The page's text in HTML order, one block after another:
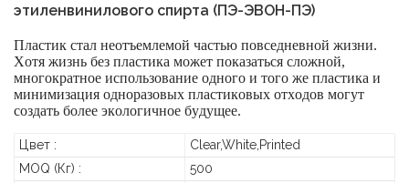
этиленвинилового спирта (ПЭ-ЭВОН-ПЭ)
Пластик стал неотъемлемой частью повседневной жизни.
Хотя жизнь без пластика может показаться сложной,
многократное использование одного и того же пластика и
минимизация одноразовых пластиковых отходов могут
создать более экологичное будущее.
Цвет :
Clear,White,Printed
MOQ (кг) :
500